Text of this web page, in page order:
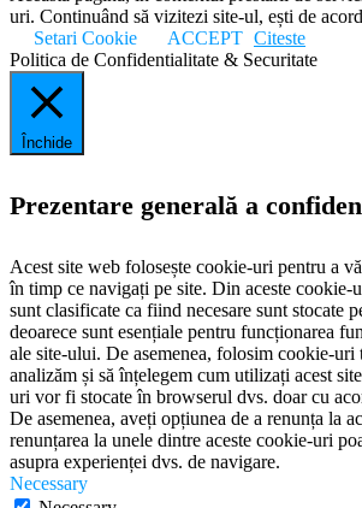
uri. Continuând să vizitezi site-ul, ești de
Setari Cookie
ACCEPT Citeste
Politica de Confidentialitate & Securitate
Închide
Prezentare generală a
Acest site web folosește cookie-uri pentru a
în timp ce navigați pe site. Din aceste cookie-
sunt clasificate ca fiind necesare sunt stocate
deoarece sunt esențiale pentru funcționarea
ale site-ului. De asemenea, folosim cookie-uri
analizăm și să înțelegem cum utilizați acest
uri vor fi stocate în browserul dvs. doar cu
De asemenea, aveți opțiunea de a renunța la
renunțarea la unele dintre aceste cookie-uri
asupra experienței dvs. de navigare.
Necessary